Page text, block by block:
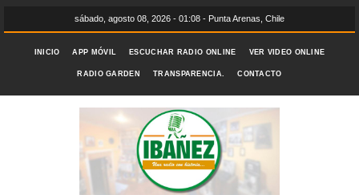
sábado, agosto 08, 2026 - 01:08 - Punta Arenas, Chile
INICIO APP MÓVIL ESCUCHAR RADIO ONLINE VER VIDEO ONLINE
RADIO GARDEN TRANSPARENCIA. CONTACTO